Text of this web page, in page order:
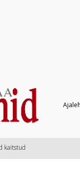
kaitstud